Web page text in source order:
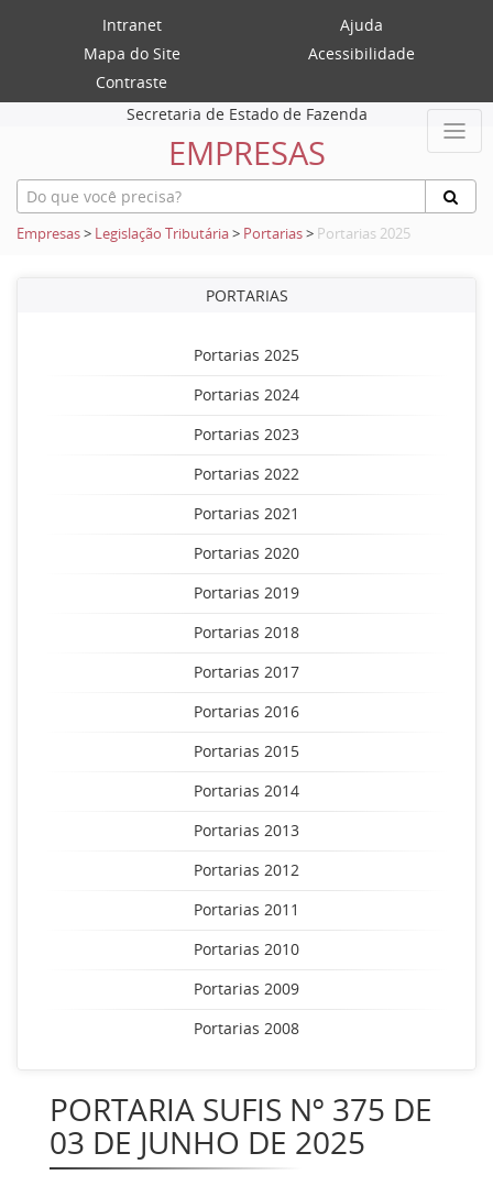
Intranet
Ajuda
Mapa do Site
Acessibilidade
Contraste
Secretaria de Estado de Fazenda
EMPRESAS
Empresas> Legislação Tributária> Portarias> Portarias 2025
PORTARIAS
Portarias 2025
Portarias 2024
Portarias 2023
Portarias 2022
Portarias 2021
Portarias 2020
Portarias 2019
Portarias 2018
Portarias 2017
Portarias 2016
Portarias 2015
Portarias 2014
Portarias 2013
Portarias 2012
Portarias 2011
Portarias 2010
Portarias 2009
Portarias 2008
PORTARIA SUFIS Nº 375 DE
03 DE JUNHO DE 2025